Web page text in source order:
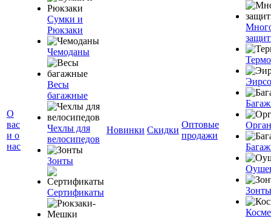
О
вас
и о
нас
Сумки и
Рюкзаки
Чемоданы
Весы
багажные
Чехлы для
велосипедов
Зонты
Сертификаты
Новинки Скидки
Оптовые
продажи
Зонты